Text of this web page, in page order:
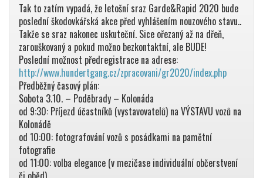
Tak to zatím vypadá, že letošní sraz Garde&Rapid 2020 bude
poslední škodovkářská akce před vyhlášením nouzového stavu..
Takže se sraz nakonec uskuteční. Sice ořezaný až na dřeň,
zarouškovaný a pokud možno bezkontaktní, ale BUDE!
Poslední možnost předregistrace na adrese:
http://www.hundertgang.cz/zpracovani/gr2020/index.php
Předběžný časový plán:
Sobota 3.10. – Poděbrady – Kolonáda
od 9:30: Příjezd účastníků (vystavovatelů) na VÝSTAVU vozů na
Kolonádě
od 10:00: fotografování vozů s posádkami na pamětní
fotografie
od 11:00: volba elegance (v mezičase individuální občerstvení